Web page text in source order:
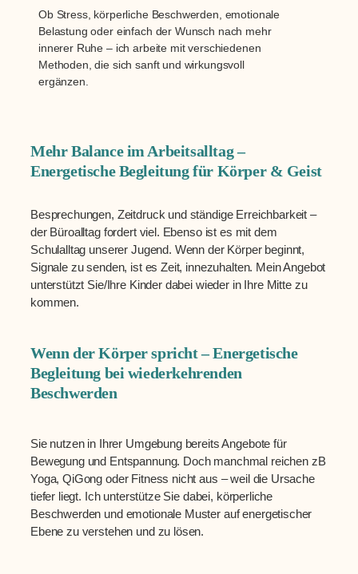
Ob Stress, körperliche Beschwerden, emotionale
Belastung oder einfach der Wunsch nach mehr
innerer Ruhe – ich arbeite mit verschiedenen
Methoden, die sich sanft und wirkungsvoll
ergänzen.
Mehr Balance im Arbeitsalltag –
Energetische Begleitung für Körper & Geist
Besprechungen, Zeitdruck und ständige Erreichbarkeit –
der Büroalltag fordert viel. Ebenso ist es mit dem
Schulalltag unserer Jugend. Wenn der Körper beginnt,
Signale zu senden, ist es Zeit, innezuhalten. Mein Angebot
unterstützt Sie/Ihre Kinder dabei wieder in Ihre Mitte zu
kommen.
Wenn der Körper spricht – Energetische
Begleitung bei wiederkehrenden
Beschwerden
Sie nutzen in Ihrer Umgebung bereits Angebote für
Bewegung und Entspannung. Doch manchmal reichen zB
Yoga, QiGong oder Fitness nicht aus – weil die Ursache
tiefer liegt. Ich unterstütze Sie dabei, körperliche
Beschwerden und emotionale Muster auf energetischer
Ebene zu verstehen und zu lösen.